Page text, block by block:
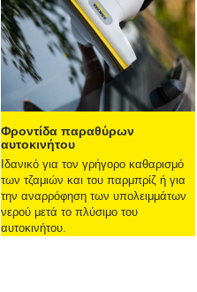
Φροντίδα παραθύρων
αυτοκινήτου
Ιδανικό για τον γρήγορο καθαρισμό
των τζαμιών και του παρμπρίζ ή για
την αναρρόφηση των υπολειμμάτων
νερού μετά το πλύσιμο του
αυτοκινήτου.